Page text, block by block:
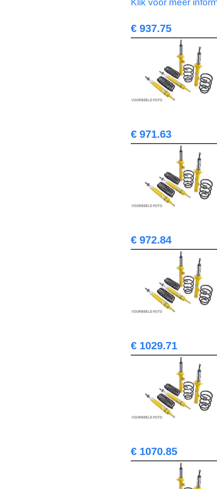
Klik voor meer
€ 937.75
€ 971.63
€ 972.84
€ 1029.71
€ 1070.85